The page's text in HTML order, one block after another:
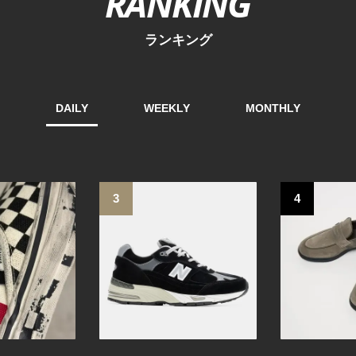
ランキング
DAILY WEEKLY MONTHLY
3 4